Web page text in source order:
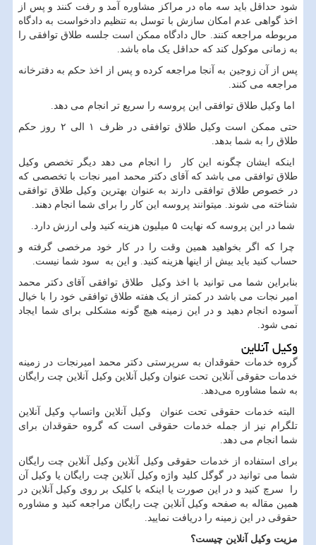
شود حداقل باید سه ماه در مراکز مشاوره آمد و رفت کنند و پس از
اخذ گواهی عدم امکان سازش با توسل به تنظیم دادخواست به دادگاه
مربوطه مراجعه کنند. حال دادگاه ممکن است جلسه طلاق توافقی را
به زمانی موکول کند که حداقل یک ماه باشد.
پس از آن زوجین به آنجا مراجعه کرده و پس از اخذ حکم به دفترخانه
مراجعه می کنند.
اما وکیل طلاق توافقی این پروسه را سریع تر انجام می دهد.
حتی ممکن است وکیل طلاق توافقی در ظرف ۱ الی ۲ روز حکم
طلاق را به شما بدهد.
اینکه ایشان چگونه این کار را انجام می دهد دیگر تخصص وکیل
طلاق توافقی می باشد که آقای دکتر محمد امیر نجات با تخصصی که
در خصوص طلاق توافقی دارند به عنوان بهترین وکیل طلاق توافقی
شناخته می شوند. میتوانند پروسه این کار را برای شما انجام دهند.
شما در این پروسه که نهایت ۵ میلیون هزینه کنید ولی ارزش دارد.
چرا که اگر بخواهید همین وقت را در کار خود مرخصی گرفته و
حساب کنید باید بیش از اینها هزینه کنید. و این به سود شما نیست.
بنابراین شما می توانید با اخذ وکیل طلاق توافقی آقای دکتر محمد
امیر نجات می باشد در کمتر از یک هفته طلاق توافقی خود را با خیال
آسوده انجام دهید و در این زمینه هیچ گونه مشکلی برای شما ایجاد
نمی شود.
وکیل آنلاین
گروه خدمات حقوقدان به سرپرستی دکتر محمد امیرنجات در زمینه
خدمات حقوقی آنلاین تحت عنوان وکیل آنلاین وکیل آنلاین چت رایگان
به شما مشاوره می‌دهد.
البته خدمات حقوقی تحت عنوان وکیل آنلاین واتساپ وکیل آنلاین
تلگرام نیز از جمله خدمات حقوقی است که گروه حقوقدان برای
شما انجام می دهد.
برای استفاده از خدمات حقوقی وکیل آنلاین وکیل آنلاین چت رایگان
شما می توانید در گوگل کلید واژه وکیل آنلاین چت رایگان یا وکیل آن
را سرچ کنید و در این صورت یا اینکه با کلیک بر روی وکیل آنلاین در
همین مقاله به صفحه وکیل آنلاین چت رایگان مراجعه کنید و مشاوره
حقوقی در این زمینه را دریافت نمایید.
مزیت وکیل آنلاین چیست؟